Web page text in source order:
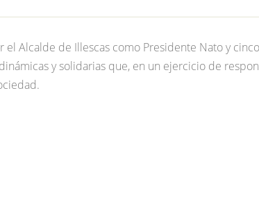
Alcalde de Illescas como Presidente Nato y
y solidarias que, en un ejercicio de